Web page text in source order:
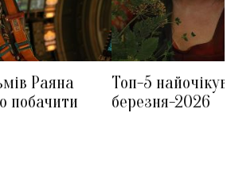
Раяна
побачити
Топ-5
березня-2026